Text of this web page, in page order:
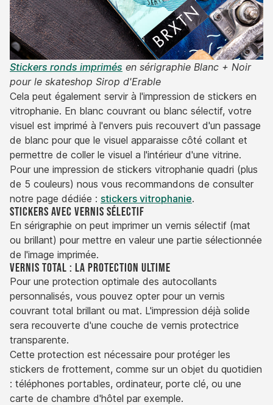
Stickers ronds imprimés en sérigraphie Blanc + Noir
pour le skateshop Sirop d'Erable
Cela peut également servir à l'impression de stickers en
vitrophanie. En blanc couvrant ou blanc sélectif, votre
visuel est imprimé à l'envers puis recouvert d'un passage
de blanc pour que le visuel apparaisse côté collant et
permettre de coller le visuel a l'intérieur d'une vitrine.
Pour une impression de stickers vitrophanie quadri (plus
de 5 couleurs) nous vous recommandons de consulter
notre page dédiée : stickers vitrophanie.
Stickers avec vernis sélectif
En sérigraphie on peut imprimer un vernis sélectif (mat
ou brillant) pour mettre en valeur une partie sélectionnée
de l'image imprimée.
Vernis total : la protection ultime
Pour une protection optimale des autocollants
personnalisés, vous pouvez opter pour un vernis
couvrant total brillant ou mat. L'impression déjà solide
sera recouverte d'une couche de vernis protectrice
transparente.
Cette protection est nécessaire pour protéger les
stickers de frottement, comme sur un objet du quotidien
: téléphones portables, ordinateur, porte clé, ou une
carte de chambre d'hôtel par exemple.